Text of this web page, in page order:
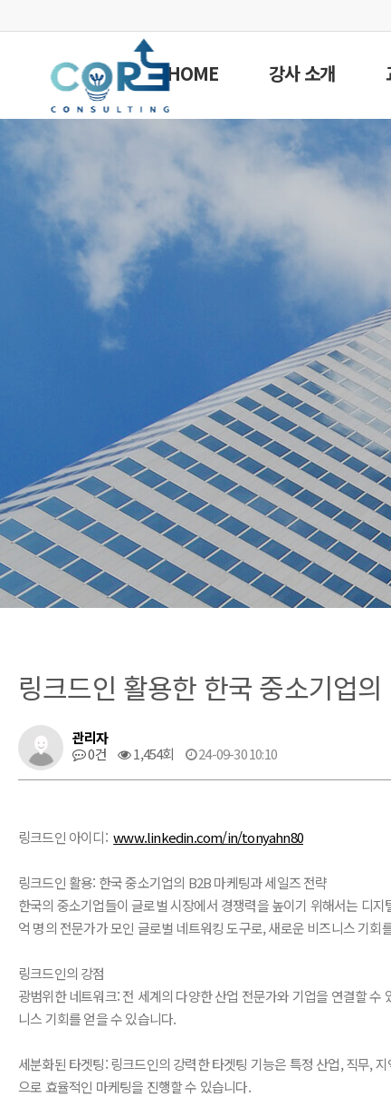
HOME 강사 소개
링크드인 활용한 한국 중소기업
관리자
0건
1,454회 24-09-30 10:10
링크드인 아이디:www.linkedin.com/in/tonyahn80
링크드인 활용: 한국 중소기업의 B2B 마케팅과 세일즈 전략
한국의 중소기업들이 글로벌 시장에서 경쟁력을 높이기 위해서는 디
억 명의 전문가가 모인 글로벌 네트워킹 도구로, 새로운 비즈니스 기회
링크드인의 강점
광범위한 네트워크: 전 세계의 다양한 산업 전문가와 기업을 연결할
니스 기회를 얻을 수 있습니다.
세분화된 타겟팅: 링크드인의 강력한 타겟팅 기능은 특정 산업, 직무,
으로 효율적인 마케팅을 진행할 수 있습니다.